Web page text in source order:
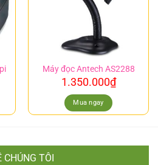
Máy đọc Antech AS2288
1.350.000₫
Mua ngay
CHÚNG TÔI